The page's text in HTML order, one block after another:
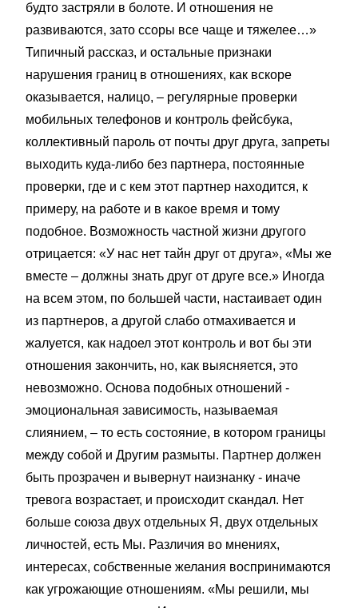
будто застряли в болоте. И отношения не
развиваются, зато ссоры все чаще и тяжелее…»
Типичный рассказ, и остальные признаки
нарушения границ в отношениях, как вскоре
оказывается, налицо, – регулярные проверки
мобильных телефонов и контроль фейсбука,
коллективный пароль от почты друг друга, запреты
выходить куда-либо без партнера, постоянные
проверки, где и с кем этот партнер находится, к
примеру, на работе и в какое время и тому
подобное. Возможность частной жизни другого
отрицается: «У нас нет тайн друг от друга», «Мы же
вместе – должны знать друг от друге все.» Иногда
на всем этом, по большей части, настаивает один
из партнеров, а другой слабо отмахивается и
жалуется, как надоел этот контроль и вот бы эти
отношения закончить, но, как выясняется, это
невозможно. Основа подобных отношений -
эмоциональная зависимость, называемая
слиянием, – то есть состояние, в котором границы
между собой и Другим размыты. Партнер должен
быть прозрачен и вывернут наизнанку - иначе
тревога возрастает, и происходит скандал. Нет
больше союза двух отдельных Я, двух отдельных
личностей, есть Мы. Различия во мнениях,
интересах, собственные желания воспринимаются
как угрожающие отношениям. «Мы решили, мы